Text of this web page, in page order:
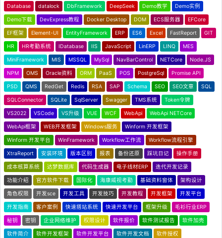
Database datalock DbFramework DeepSeek Demo教学 Demo实例
Demo下载 DevExpress教程 Docker Desktop DOM ECS服务器 EFCore
EF框架 Element-UI EntityFramework ERP ES6 Excel FastReport GIT
HR HR考勤系统 IDatabase IIS JavaScript LinERP LINQ MES
MiniFramework MIS MSSQL MySql NavBarControl NETCore Node.JS
NPM OMS Oracle资料 ORM PaaS POS PostgreSql Promise API
PSD QMS RedGet Redis RSA SAP Schema SEO SEO文章 SQL
SQLConnector SQLite SqlServer Swagger TMS系统 Token令牌
VS2022 VSCode VS升级 VUE WCF WebApi WebApi NETCore
WebApi框架 WEB开发框架 Windows服务 Winform 开发框架
Winform 开发平台 WinFramework Workflow工作流 Workflow流程引擎
XtraReport 安装环境 版本区别 报表 备份还原 踩坑日记 操作手册
成本核算系统 达梦数据库 代码生成器 电子线材ERP 迭代开发记录
功能介绍 官方软件下载 国际化 海康威视考勤 基础资料窗体 架构设计
角色权限 开发sce 开发工具 开发技巧 开发教程 开发框架 开发平台
开发指南 客户案例 快速搭站系统 快速开发平台 框架升级 毛衫行业ERP
秘钥 密钥 企业网络维护 权限设计 软件报价 软件测试报告 软件加壳
软件简介 软件开发框架 软件开发平台 软件开发文档 软件授权